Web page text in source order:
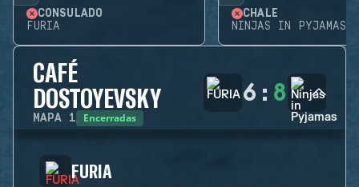
CONSULADO
FURIA
CHALÉ
NINJAS IN PYJAMAS
CAFÉ
DOSTOYEVSKY
MAPA 1 Encerradas
6 : 8
FURIA